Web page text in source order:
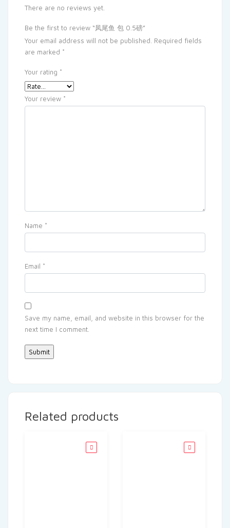
There are no reviews yet.
Be the first to review “凤尾鱼 包 0.5磅”
Your email address will not be published. Required fields
are marked *
Your rating *
Your review *
Name *
Email *
Save my name, email, and website in this browser for the
next time I comment.
Related products